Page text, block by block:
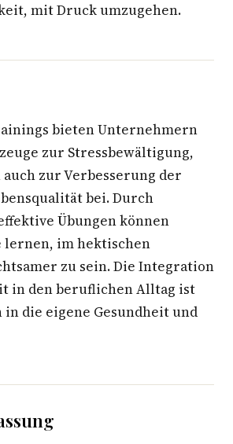
mit Druck umzugehen.
bieten Unternehmern
zur Stressbewältigung,
zur Verbesserung der
bei. Durch
Übungen können
lernen, im hektischen
zu sein. Die Integration
in den beruflichen Alltag ist
die eigene Gesundheit und